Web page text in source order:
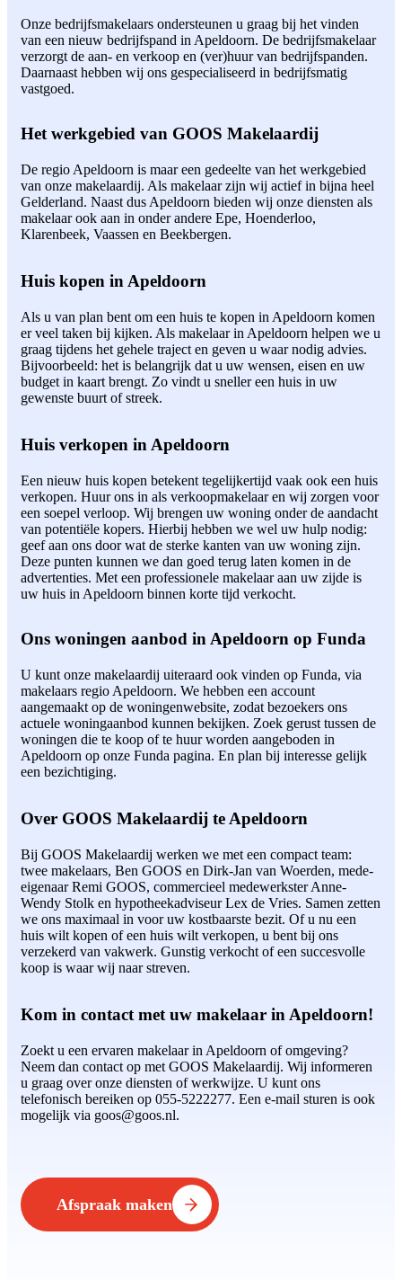
Onze bedrijfsmakelaars ondersteunen u graag bij het vinden
van een nieuw bedrijfspand in Apeldoorn. De bedrijfsmakelaar
verzorgt de aan- en verkoop en (ver)huur van bedrijfspanden.
Daarnaast hebben wij ons gespecialiseerd in bedrijfsmatig
vastgoed.
Het werkgebied van GOOS Makelaardij
De regio Apeldoorn is maar een gedeelte van het werkgebied
van onze makelaardij. Als makelaar zijn wij actief in bijna heel
Gelderland. Naast dus Apeldoorn bieden wij onze diensten als
makelaar ook aan in onder andere Epe, Hoenderloo,
Klarenbeek, Vaassen en Beekbergen.
Huis kopen in Apeldoorn
Als u van plan bent om een huis te kopen in Apeldoorn komen
er veel taken bij kijken. Als makelaar in Apeldoorn helpen we u
graag tijdens het gehele traject en geven u waar nodig advies.
Bijvoorbeeld: het is belangrijk dat u uw wensen, eisen en uw
budget in kaart brengt. Zo vindt u sneller een huis in uw
gewenste buurt of streek.
Huis verkopen in Apeldoorn
Een nieuw huis kopen betekent tegelijkertijd vaak ook een huis
verkopen. Huur ons in als verkoopmakelaar en wij zorgen voor
een soepel verloop. Wij brengen uw woning onder de aandacht
van potentiële kopers. Hierbij hebben we wel uw hulp nodig:
geef aan ons door wat de sterke kanten van uw woning zijn.
Deze punten kunnen we dan goed terug laten komen in de
advertenties. Met een professionele makelaar aan uw zijde is
uw huis in Apeldoorn binnen korte tijd verkocht.
Ons woningen aanbod in Apeldoorn op Funda
U kunt onze makelaardij uiteraard ook vinden op Funda, via
makelaars regio Apeldoorn. We hebben een account
aangemaakt op de woningenwebsite, zodat bezoekers ons
actuele woningaanbod kunnen bekijken. Zoek gerust tussen de
woningen die te koop of te huur worden aangeboden in
Apeldoorn op onze Funda pagina. En plan bij interesse gelijk
een bezichtiging.
Over GOOS Makelaardij te Apeldoorn
Bij GOOS Makelaardij werken we met een compact team:
twee makelaars, Ben GOOS en Dirk-Jan van Woerden, mede-
eigenaar Remi GOOS, commercieel medewerkster Anne-
Wendy Stolk en hypotheekadviseur Lex de Vries. Samen zetten
we ons maximaal in voor uw kostbaarste bezit. Of u nu een
huis wilt kopen of een huis wilt verkopen, u bent bij ons
verzekerd van vakwerk. Gunstig verkocht of een succesvolle
koop is waar wij naar streven.
Kom in contact met uw makelaar in Apeldoorn!
Zoekt u een ervaren makelaar in Apeldoorn of omgeving?
Neem dan contact op met GOOS Makelaardij. Wij informeren
u graag over onze diensten of werkwijze. U kunt ons
telefonisch bereiken op 055-5222277. Een e-mail sturen is ook
mogelijk via goos@goos.nl.
Afspraak maken